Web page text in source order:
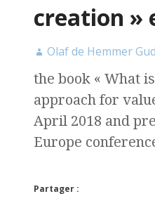
creation »
Olaf de Hemmer
the book « What
approach for
April 2018 and
Europe
Partager :